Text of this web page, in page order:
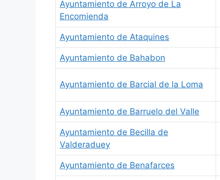
Ayuntamiento de Arroyo de La
Encomienda
Ayuntamiento de Ataquines
Ayuntamiento de Bahabon
Ayuntamiento de Barcial de la Loma
Ayuntamiento de Barruelo del Valle
Ayuntamiento de Becilla de
Valderaduey
Ayuntamiento de Benafarces